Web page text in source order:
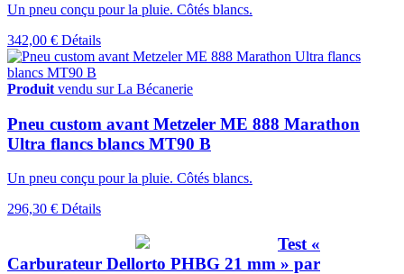
Un pneu conçu pour la pluie. Côtés blancs.
342,00 € Détails
Produit vendu sur La Bécanerie
Pneu custom avant Metzeler ME 888 Marathon
Ultra flancs blancs MT90 B
Un pneu conçu pour la pluie. Côtés blancs.
296,30 € Détails
Test «
Carburateur Dellorto PHBG 21 mm » par